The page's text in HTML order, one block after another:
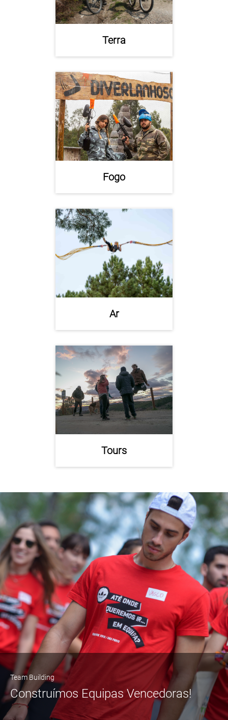
Terra
Fogo
Ar
Tours
Team Building
Construímos Equipas Vencedoras!